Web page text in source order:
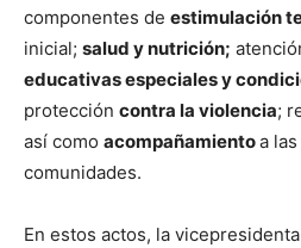
componentes de estimulación
inicial; salud y nutrición;
educativas especiales y
protección contra la violencia;
así como acompañamientoa
comunidades.
En estos actos, la